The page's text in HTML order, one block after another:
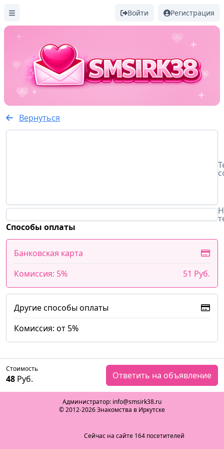
Войти Регистрация
Вернуться
Способы оплаты
Банковская карта
Комиссия: 5%
51 Руб.
Другие способы оплаты
Комиссия: от 5%
Стоимость
48 Руб. Ответить на объявление
Администратор: info@smsirk38.ru
© 2012-2026 Знакомства в Иркутске
Сейчас на сайте 164 посетителей